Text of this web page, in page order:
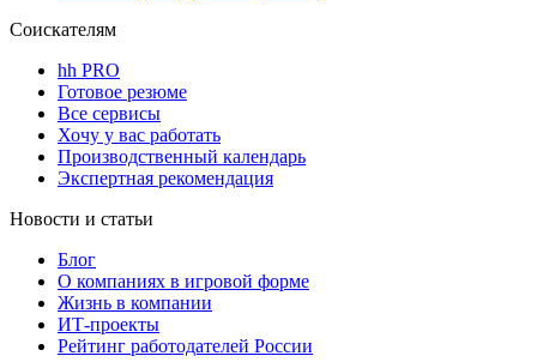
Соискателям
hh PRO
Готовое резюме
Все сервисы
Хочу у вас работать
Производственный календарь
Экспертная рекомендация
Новости и статьи
Блог
О компаниях в игровой форме
Жизнь в компании
ИТ-проекты
Рейтинг работодателей России